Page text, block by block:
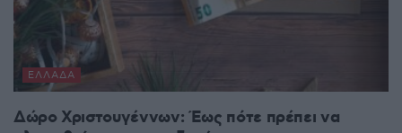
ΕΛΛΆΔΑ
Δώρο Χριστουγέννων: Έως πότε πρέπει να